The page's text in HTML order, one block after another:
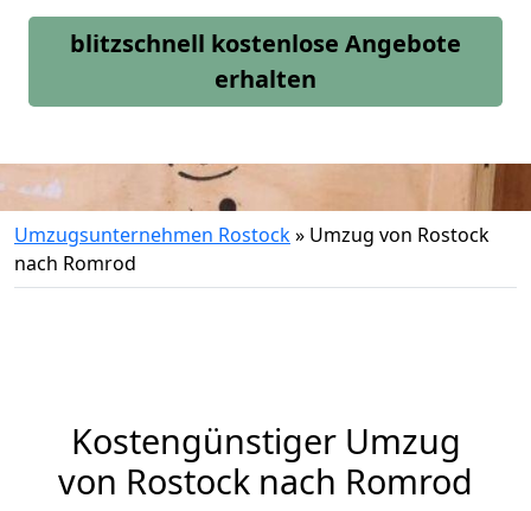
blitzschnell kostenlose Angebote
erhalten
Umzugsunternehmen Rostock» Umzug von Rostock
nach Romrod
Kostengünstiger Umzug
von Rostock nach Romrod